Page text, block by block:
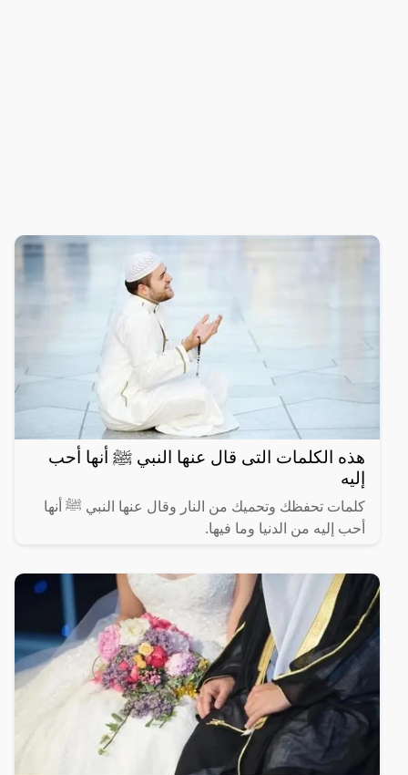
هذه الكلمات التى قال عنها النبي ﷺ أنها أحب
إليه
كلمات تحفظك وتحميك من النار وقال عنها النبي ﷺ أنها
أحب إليه من الدنيا وما فيها.